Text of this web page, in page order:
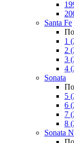
Santa Fe
1
2
3
4
Sonata
5
6
7
8
Sonata